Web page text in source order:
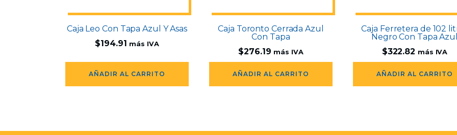
Caja Leo Con Tapa Azul Y Asas
$194.91 más IVA
AÑADIR AL CARRITO
Caja Toronto Cerrada Azul
Con Tapa
$276.19 más IVA
AÑADIR AL CARRITO
Caja Ferretera de 102
Negro Con Tapa Azul
$322.82 más IVA
AÑADIR AL CARRITO